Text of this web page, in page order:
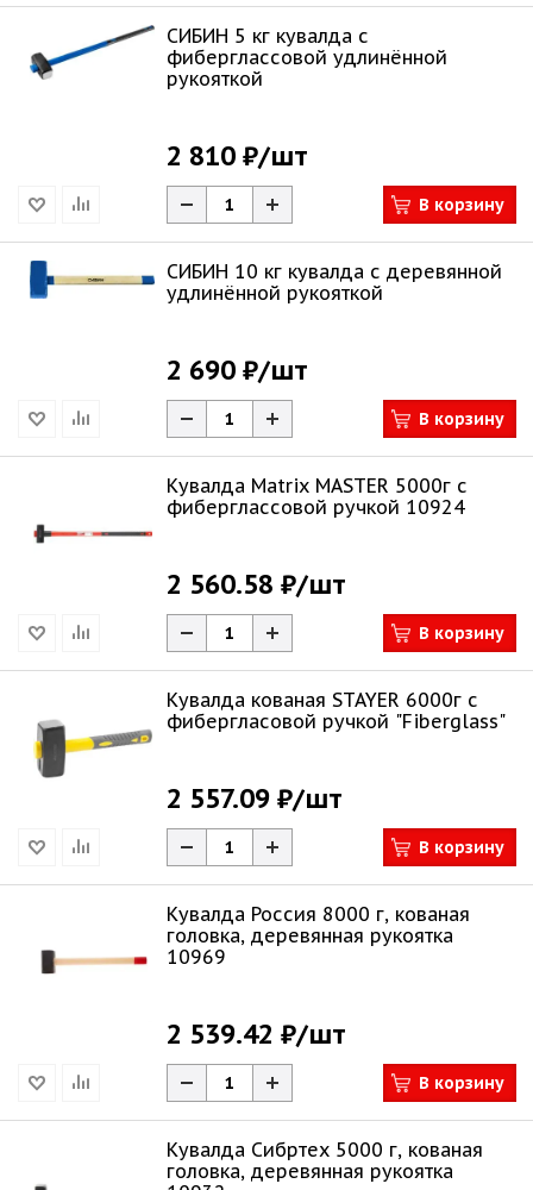
СИБИН 5 кг кувалда с
фиберглассовой удлинённой
рукояткой
2 810 ₽/шт
В корзину
СИБИН 10 кг кувалда с деревянной
удлинённой рукояткой
2 690 ₽/шт
В корзину
Кувалда Matrix MASTER 5000г с
фиберглассовой ручкой 10924
2 560.58 ₽/шт
В корзину
Кувалда кованая STAYER 6000г с
фибергласовой ручкой "Fiberglass"
2 557.09 ₽/шт
В корзину
Кувалда Россия 8000 г, кованая
головка, деревянная рукоятка
10969
2 539.42 ₽/шт
В корзину
Кувалда Сибртех 5000 г, кованая
головка, деревянная рукоятка